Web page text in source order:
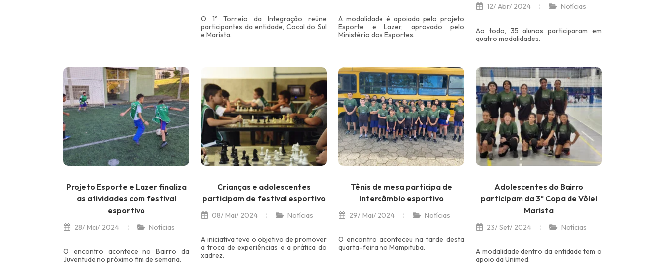
O 1º Torneio da Integração reúne
participantes da entidade, Cocal do Sul
e Marista.
A modalidade é apoiada pelo projeto
Esporte e Lazer, aprovado pelo
Ministério dos Esportes.
12/ Abr/ 2024 Notícias
Ao todo, 35 alunos participaram em
quatro modalidades.
Projeto Esporte e Lazer finaliza
as atividades com festival
esportivo
28/ Mai/ 2024 Notícias
O encontro acontece no Bairro da
Juventude no próximo fim de semana.
Crianças e adolescentes
participam de festival esportivo
08/ Mai/ 2024 Notícias
A iniciativa teve o objetivo de promover
a troca de experiências e a prática do
xadrez.
Tênis de mesa participa de
intercâmbio esportivo
29/ Mai/ 2024 Notícias
O encontro aconteceu na tarde desta
quarta-feira no Mampituba.
Adolescentes do Bairro
participam da 3ª Copa de Vôlei
Marista
23/ Set/ 2024 Notícias
A modalidade dentro da entidade tem o
apoio da Unimed.